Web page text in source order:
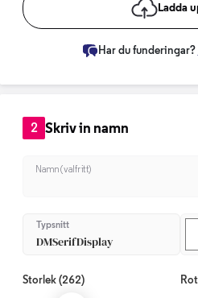
Ladda
Har du funderingar?
2 Skriv in namn
Namn (valfritt)
Typsnitt
DMSerifDisplay
Storlek(262)